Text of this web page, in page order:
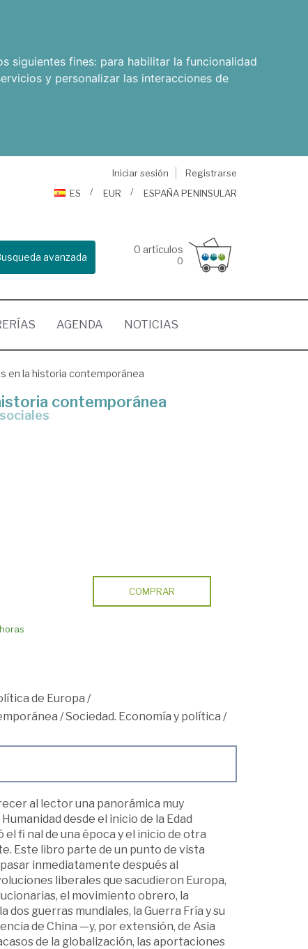
siguientes fines: para habilitar la funcionalidad
y personalizar las interacciones de
Iniciar sesión
Registrarse
ES
EUR ESPAÑA PENINSULAR
avanzada
0 artículos
0
AGENDA NOTICIAS
en la historia contemporánea
contemporánea
COMPRAR
de Europa /
/Sociedad. Economía y política /
al lector una panorámica muy
desde el inicio de la Edad
fi nal de una época y el inicio de otra
Este libro parte de un punto de vista
inmediatamente después al
liberales que sacudieron Europa,
el movimiento obrero, la
dos guerras mundiales, la Guerra Fría y su
de China —y, por extensión, de Asia
de la globalización, las aportaciones